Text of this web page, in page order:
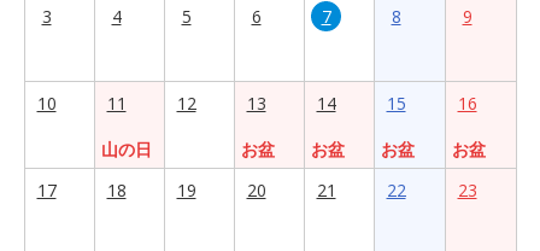
3 4 5 6 7 8 9
10
11
山の日
12
13
お盆
14
お盆
15
お盆
16
お盆
17
18 19 20 21 22 23